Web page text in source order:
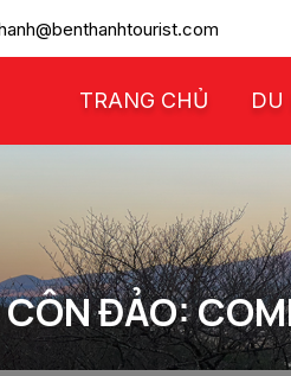
TRANG CHỦ DU
ĐẢO: